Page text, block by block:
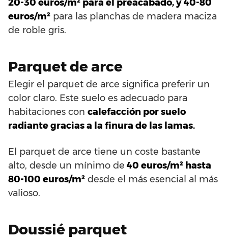
20-30 euros/m² para el preacabado, y 40-80
euros/m² para las planchas de madera maciza
de roble gris.
Parquet de arce
Elegir el parquet de arce significa preferir un
color claro. Este suelo es adecuado para
habitaciones con calefacción por suelo
radiante gracias a la finura de las lamas.
El parquet de arce tiene un coste bastante
alto, desde un mínimo de 40 euros/m² hasta
80-100 euros/m² desde el más esencial al más
valioso.
Doussié parquet